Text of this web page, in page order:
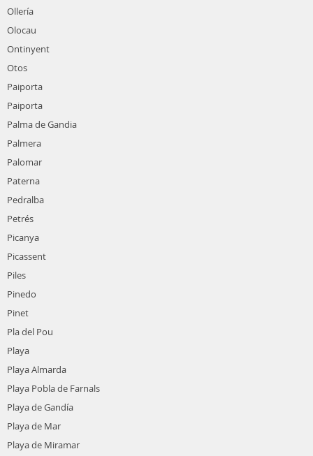
Ollería
Olocau
Ontinyent
Otos
Paiporta
Paiporta
Palma de Gandia
Palmera
Palomar
Paterna
Pedralba
Petrés
Picanya
Picassent
Piles
Pinedo
Pinet
Pla del Pou
Playa
Playa Almarda
Playa Pobla de Farnals
Playa de Gandía
Playa de Mar
Playa de Miramar